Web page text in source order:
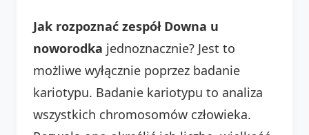
Jak rozpoznać zespół Downa u
noworodka jednoznacznie? Jest to
możliwe wyłącznie poprzez badanie
kariotypu. Badanie kariotypu to analiza
wszystkich chromosomów człowieka.